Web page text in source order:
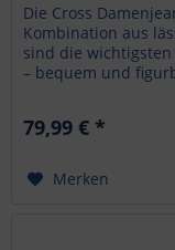
Die Cross
Kombination aus
sind die wichtigsten
– bequem und
79,99 € *
Merken